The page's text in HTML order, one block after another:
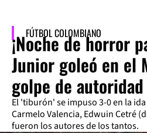
FÚTBOL COLOMBIANO
¡Noche de horror
Junior goleó en el
golpe de
El 'tiburón' se impuso 3-0 en la
Carmelo Valencia, Edwuin Cetré
fueron los autores de los tantos.